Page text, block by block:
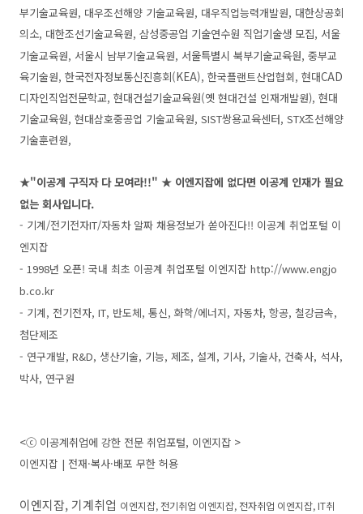
부기술교육원, 대우조선해양 기술교육원, 대우직업능력개발원, 대한상공회
의소, 대한조선기술교육원, 삼성중공업 기술연수원 직업기술생 모집, 서울
기술교육원, 서울시 남부기술교육원, 서울특별시 북부기술교육원, 중부교
육기술원, 한국전자정보통신진흥회(KEA), 한국플랜트산업협회, 현대CAD
디자인직업전문학교, 현대건설기술교육원(옛 현대건설 인재개발원), 현대
기술교육원, 현대삼호중공업 기술교육원, SIST쌍용교육센터, STX조선해양
기술훈련원,
★"이공계 구직자 다 모여라!!" ★ 이엔지잡에 없다면 이공계 인재가 필요
없는 회사입니다.
- 기계/전기전자IT/자동차 알짜 채용정보가 쏟아진다!! 이공계 취업포털 이
엔지잡
- 1998년 오픈! 국내 최초 이공계 취업포털 이엔지잡 http://www.engjo
b.co.kr
- 기계, 전기전자, IT, 반도체, 통신, 화학/에너지, 자동차, 항공, 철강금속,
첨단제조
- 연구개발, R&D, 생산기술, 기능, 제조, 설계, 기사, 기술사, 건축사, 석사,
박사, 연구원
<ⓒ 이공계취업에 강한 전문 취업포털, 이엔지잡 >
이엔지잡 | 전재·복사·배포 무한 허용
이엔지잡, 기계취업 이엔지잡, 전기취업 이엔지잡, 전자취업 이엔지잡, IT취